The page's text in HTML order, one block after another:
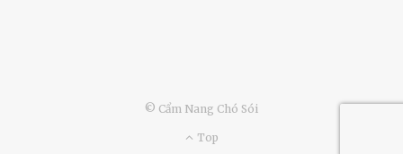
© Cẩm Nang Chó Sói
Top